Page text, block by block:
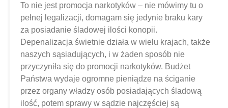
To nie jest promocja narkotyków – nie mówimy tu o
pełnej legalizacji, domagam się jedynie braku kary
za posiadanie śladowej ilości konopii.
Depenalizacja świetnie działa w wielu krajach, także
naszych sąsiadujących, i w żaden sposób nie
przyczyniła się do promocji narkotyków. Budżet
Państwa wydaje ogromne pieniądze na ściganie
przez organy władzy osób posiadających śladową
ilość, potem sprawy w sądzie najczęściej są